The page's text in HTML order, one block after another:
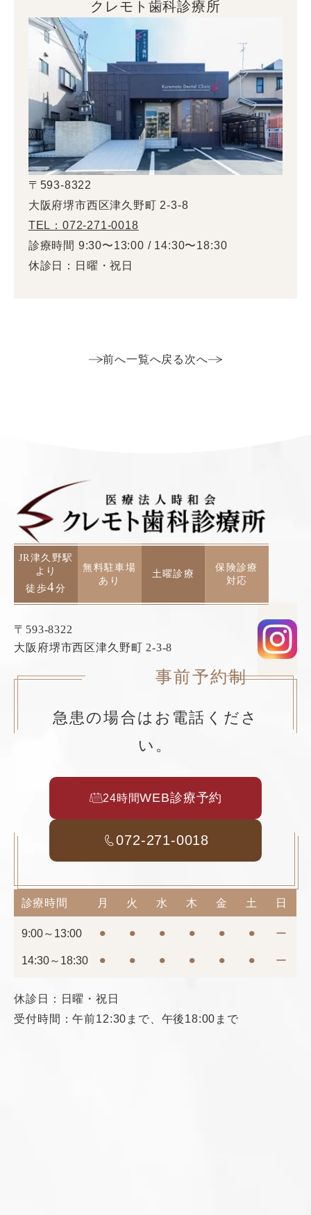
クレモト歯科診療所
〒593-8322
大阪府堺市西区津久野町 2-3-8
TEL：072-271-0018
診療時間 9:30〜13:00 / 14:30〜18:30
休診日：日曜・祝日
前へ一覧へ戻る 次へ
JR津久野駅
より
徒歩4分
無料駐車場
あり
土曜診療
保険診療
対応
〒593-8322
大阪府堺市西区津久野町 2-3-8
事前予約制
急患の場合はお電話くださ
い。
24時間WEB診療予約
072-271-0018
診療時間 月 火 水 木 金 土 日
9:00～13:00 ⚫︎ ⚫︎ ⚫︎ ⚫︎ ⚫︎ ⚫︎ ー
14:30～18:30 ⚫︎ ⚫︎ ⚫︎ ⚫︎ ⚫︎ ⚫︎ ー
休診日：日曜・祝日
受付時間：午前12:30まで、午後18:00まで